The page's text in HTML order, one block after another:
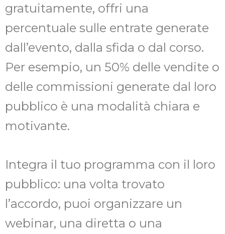
gratuitamente, offri una
percentuale sulle entrate generate
dall’evento, dalla sfida o dal corso.
Per esempio, un 50% delle vendite o
delle commissioni generate dal loro
pubblico è una modalità chiara e
motivante.
Integra il tuo programma con il loro
pubblico: una volta trovato
l’accordo, puoi organizzare un
webinar, una diretta o una